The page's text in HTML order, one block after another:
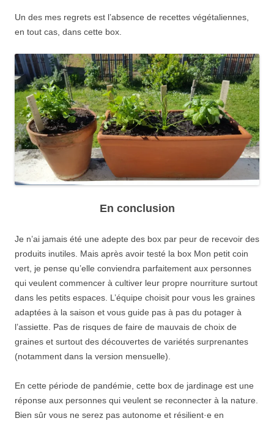
Un des mes regrets est l’absence de recettes végétaliennes,
en tout cas, dans cette box.
En conclusion
Je n’ai jamais été une adepte des box par peur de recevoir des
produits inutiles. Mais après avoir testé la box Mon petit coin
vert, je pense qu’elle conviendra parfaitement aux personnes
qui veulent commencer à cultiver leur propre nourriture surtout
dans les petits espaces. L’équipe choisit pour vous les graines
adaptées à la saison et vous guide pas à pas du potager à
l’assiette. Pas de risques de faire de mauvais de choix de
graines et surtout des découvertes de variétés surprenantes
(notamment dans la version mensuelle).
En cette période de pandémie, cette box de jardinage est une
réponse aux personnes qui veulent se reconnecter à la nature.
Bien sûr vous ne serez pas autonome et résilient·e en